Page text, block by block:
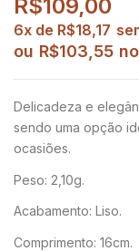
R$109,00
6x de R$18,17
ou R$103,55
Delicadeza e
sendo uma opção
ocasiões.
Peso: 2,10g.
Acabamento: Liso.
Comprimento: 16cm.